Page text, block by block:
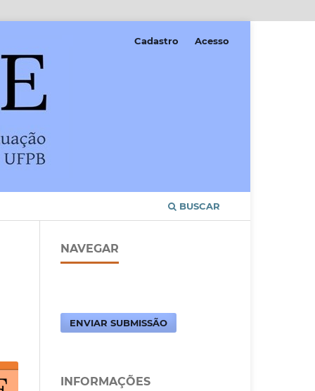
BUSCAR
Cadastro Acesso
NAVEGAR
ENVIAR SUBMISSÃO
INFORMAÇÕES